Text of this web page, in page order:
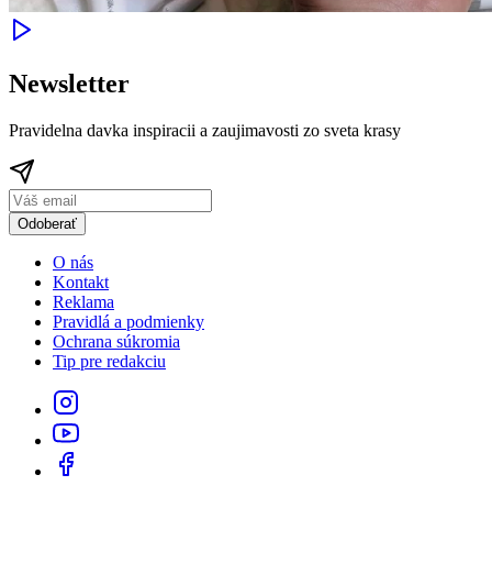
Newsletter
Pravidelna davka inspiracii a zaujimavosti zo sveta krasy
Odoberať
O nás
Kontakt
Reklama
Pravidlá a podmienky
Ochrana súkromia
Tip pre redakciu